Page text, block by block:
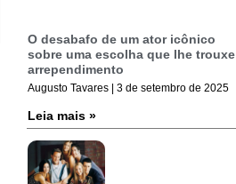
O desabafo de um ator icônico
sobre uma escolha que lhe trouxe
arrependimento
Augusto Tavares 3 de setembro de 2025
Leia mais »